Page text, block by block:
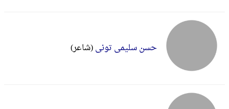
حسن سلیمی تونی(شاعر)